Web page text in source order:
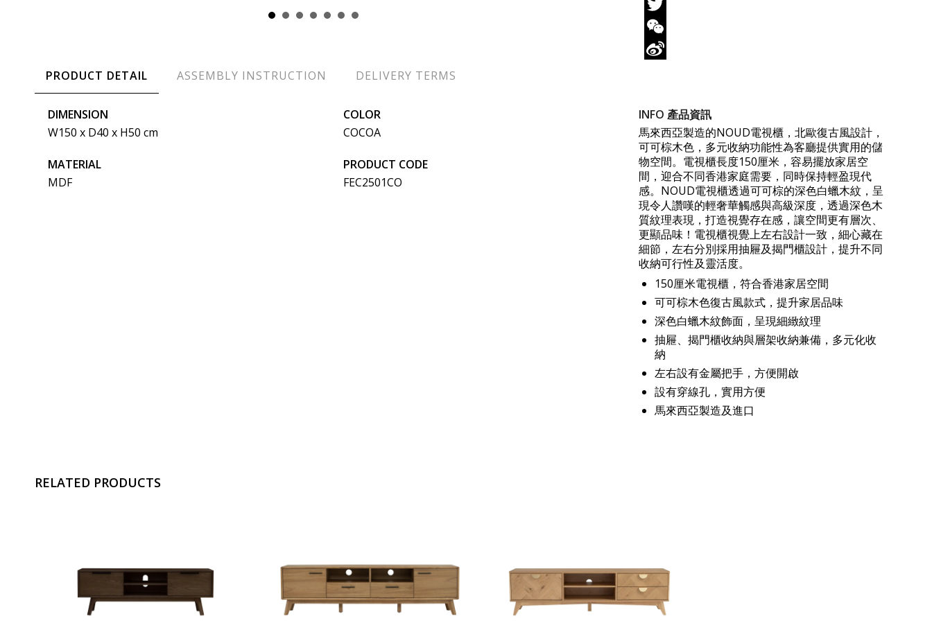
Facebook
Twitter
WeChat
PRODUCT DETAIL ASSEMBLY INSTRUCTION DELIVERY TERMS
DIMENSION
W150 x D40 x H50 cm
MATERIAL
MDF
COLOR
COCOA
PRODUCT CODE
FEC2501CO
INFO 產品資訊
馬來西亞製造的NOUD電視櫃，北歐復古風設計，
可可棕木色，多元收納功能性為客廳提供實用的儲
物空間。電視櫃長度150厘米，容易擺放家居空
間，迎合不同香港家庭需要，同時保持輕盈現代
感。NOUD電視櫃透過可可棕的深色白蠟木紋，呈
現令人讚嘆的輕奢華觸感與高級深度，透過深色木
質紋理表現，打造視覺存在感，讓空間更有層次、
更顯品味！電視櫃視覺上左右設計一致，細心藏在
細節，左右分別採用抽屜及揭門櫃設計，提升不同
收納可行性及靈活度。
150厘米電視櫃，符合香港家居空間
可可棕木色復古風款式，提升家居品味
深色白蠟木紋飾面，呈現細緻紋理
抽屜、揭門櫃收納與層架收納兼備，多元化收
納
左右設有金屬把手，方便開啟
設有穿線孔，實用方便
馬來西亞製造及進口
RELATED PRODUCTS